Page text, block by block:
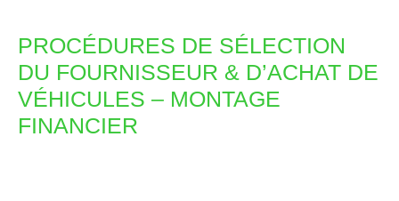
PROCÉDURES DE SÉLECTION
DU FOURNISSEUR & D’ACHAT DE
VÉHICULES – MONTAGE
FINANCIER